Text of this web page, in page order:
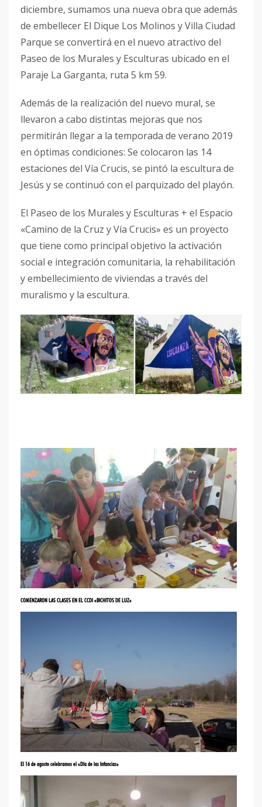
diciembre, sumamos una nueva obra que además
de embellecer El Dique Los Molinos y Villa Ciudad
Parque se convertirá en el nuevo atractivo del
Paseo de los Murales y Esculturas ubicado en el
Paraje La Garganta, ruta 5 km 59.
Además de la realización del nuevo mural, se
llevaron a cabo distintas mejoras que nos
permitirán llegar a la temporada de verano 2019
en óptimas condiciones: Se colocaron las 14
estaciones del Vía Crucis, se pintó la escultura de
Jesús y se continuó con el parquizado del playón.
El Paseo de los Murales y Esculturas + el Espacio
«Camino de la Cruz y Vía Crucis» es un proyecto
que tiene como principal objetivo la activación
social e integración comunitaria, la rehabilitación
y embellecimiento de viviendas a través del
muralismo y la escultura.
COMENZARON LAS CLASES EN EL CCDI «BICHITOS DE LUZ»
El 16 de agosto celebramos el «Día de las Infancias»